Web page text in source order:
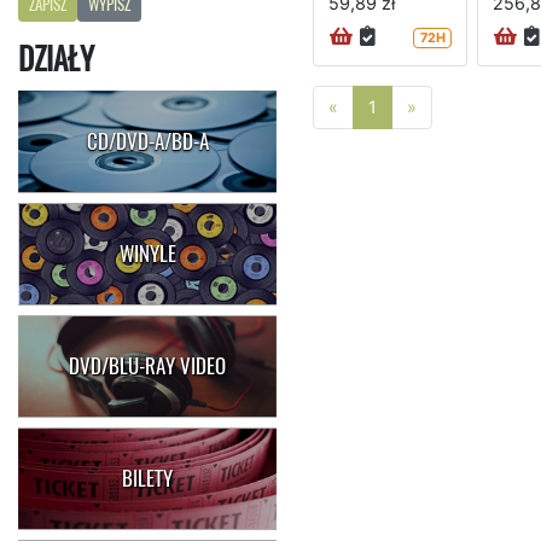
ZAPISZ WYPISZ
DZIAŁY
CD/DVD-A/BD-A
WINYLE
DVD/BLU-RAY VIDEO
BILETY
72H
« Poprzednia strona
1 »